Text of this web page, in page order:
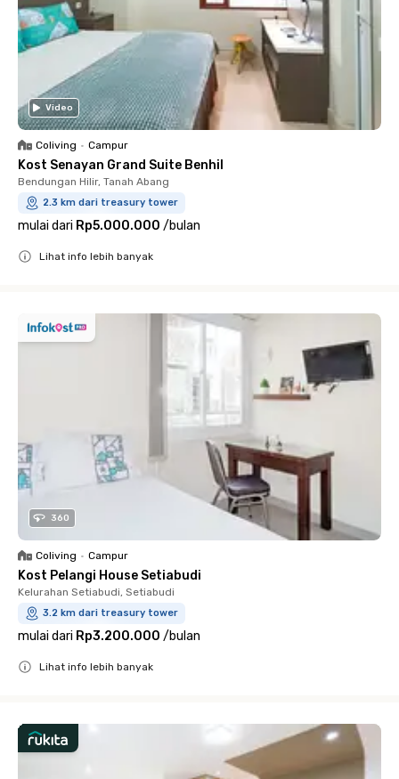
Video
Coliving • Campur
Kost Senayan Grand Suite Benhil
Bendungan Hilir, Tanah Abang
2.3 km dari treasury tower
mulai dari Rp5.000.000 /bulan
Lihat info lebih banyak
360
Coliving • Campur
Kost Pelangi House Setiabudi
Kelurahan Setiabudi, Setiabudi
3.2 km dari treasury tower
mulai dari Rp3.200.000 /bulan
Lihat info lebih banyak